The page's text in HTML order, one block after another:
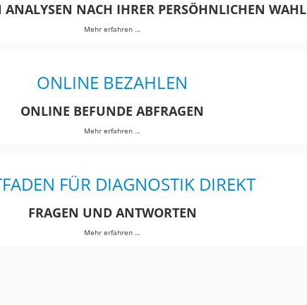
NACH IHRER PERSÖHNLICHEN WAHL
Mehr erfahren …
ONLINE BEZAHLEN
ONLINE BEFUNDE ABFRAGEN
Mehr erfahren …
FÜR DIAGNOSTIK DIREKT
FRAGEN UND ANTWORTEN
Mehr erfahren …